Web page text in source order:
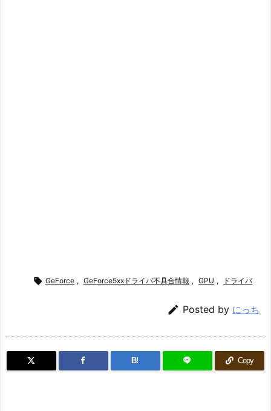
 GeForce , GeForce5xxドライバ不具合情報 , GPU , ドライバ
 Posted by にっち
B! Copy